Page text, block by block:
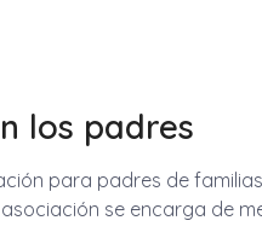
los padres
para padres de
se encarga de